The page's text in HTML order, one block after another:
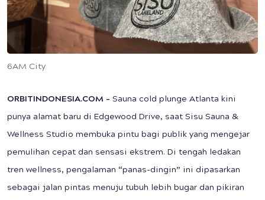
6AM City
ORBITINDONESIA.COM – Sauna cold plunge Atlanta kini
punya alamat baru di Edgewood Drive, saat Sisu Sauna &
Wellness Studio membuka pintu bagi publik yang mengejar
pemulihan cepat dan sensasi ekstrem. Di tengah ledakan
tren wellness, pengalaman “panas-dingin” ini dipasarkan
sebagai jalan pintas menuju tubuh lebih bugar dan pikiran